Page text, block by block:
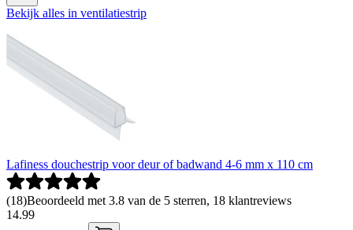
Bekijk alles in ventilatiestrip
Lafiness douchestrip voor deur of badwand 4-6 mm x 110 cm
(18)Beoordeeld met 3.8 van de 5 sterren, 18 klantreviews
14.99